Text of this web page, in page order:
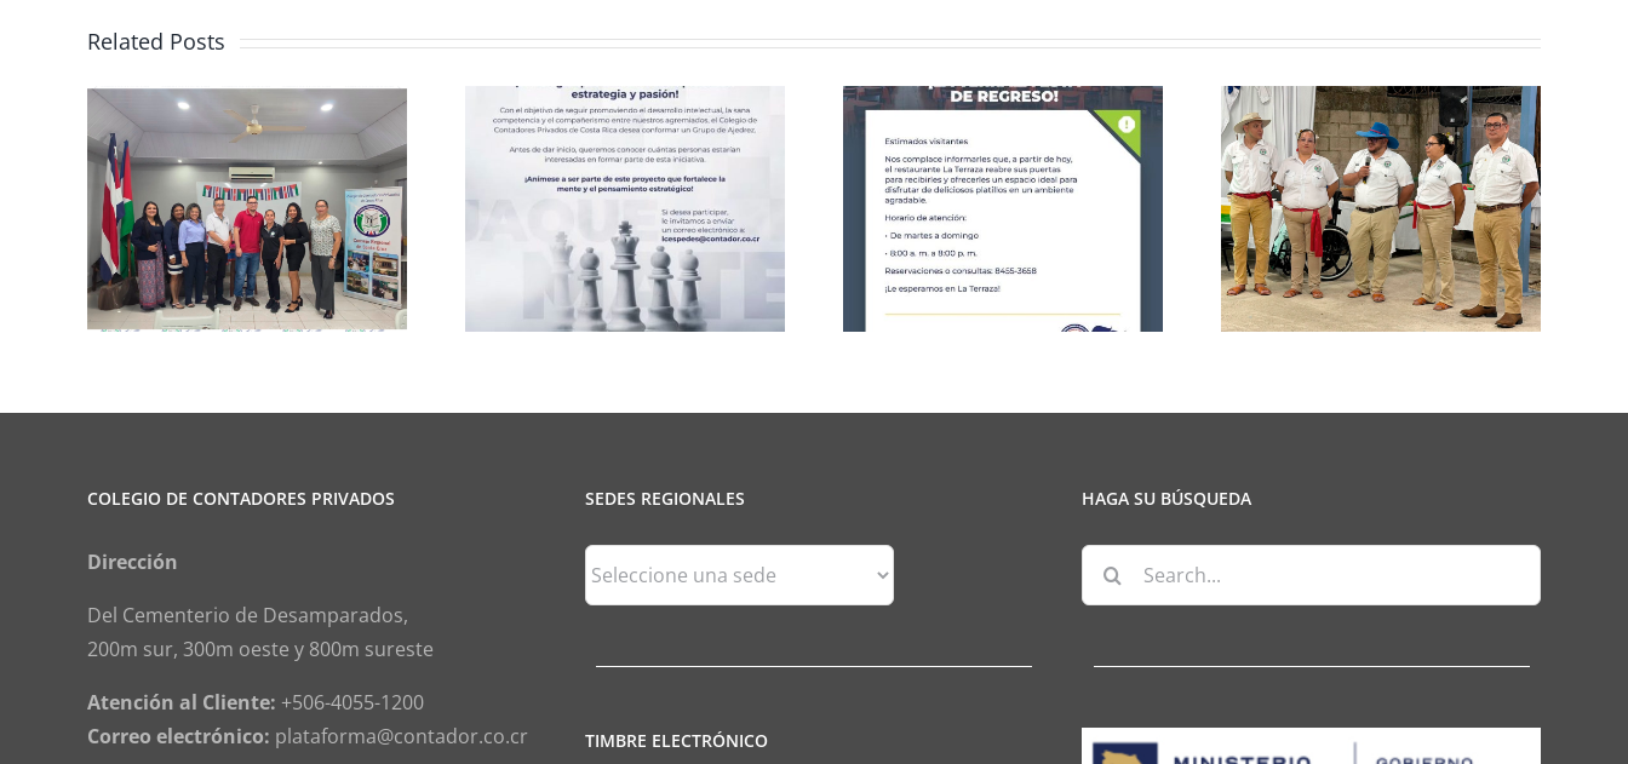
Related Posts
Club de Ajedrez CCPCR Informa
Celebración de la
25 de Julio
CCPCR Informa
COLEGIO DE CONTADORES PRIVADOS
Dirección
Del Cementerio de Desamparados,
200m sur, 300m oeste y 800m sureste
Atención al Cliente: +506-4055-1200
Correo electrónico: plataforma@contador.co.cr
SEDES REGIONALES
Sedes
Regionales
TIMBRE ELECTRÓNICO
HAGA SU BÚSQUEDA
Search
for: